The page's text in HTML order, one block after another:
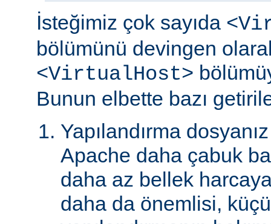
İsteğimiz çok sayıda
bölümünü devingen
<VirtualHost>
Bunun elbette bazı
Yapılandırma
Apache daha çabuk
daha az bellek
daha da önemlisi,